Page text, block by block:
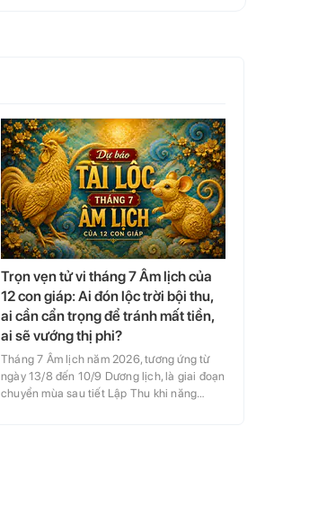
Trọn vẹn tử vi tháng 7 Âm lịch của
12 con giáp: Ai đón lộc trời bội thu,
ai cần cẩn trọng để tránh mất tiền,
ai sẽ vướng thị phi?
Tháng 7 Âm lịch năm 2026, tương ứng từ
ngày 13/8 đến 10/9 Dương lịch, là giai đoạn
chuyển mùa sau tiết Lập Thu khi năng…